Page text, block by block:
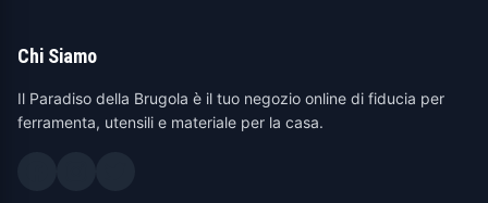
Chi Siamo
Il Paradiso della Brugola è il tuo negozio online di fiducia per
ferramenta, utensili e materiale per la casa.